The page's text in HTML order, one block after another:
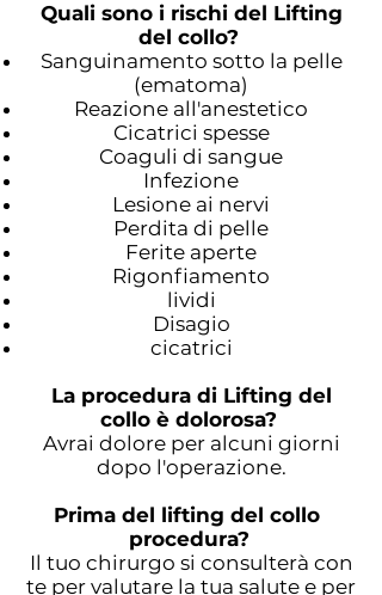
Quali sono i rischi del Lifting
del collo?
Sanguinamento sotto la pelle
(ematoma)
Reazione all'anestetico
Cicatrici spesse
Coaguli di sangue
Infezione
Lesione ai nervi
Perdita di pelle
Ferite aperte
Rigonfiamento
lividi
Disagio
cicatrici
La procedura di Lifting del
collo è dolorosa?
Avrai dolore per alcuni giorni
dopo l'operazione.
Prima del lifting del collo
procedura?
Il tuo chirurgo si consulterà con
te per valutare la tua salute e per